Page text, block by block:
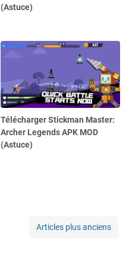
(Astuce)
Télécharger Stickman Master:
Archer Legends APK MOD
(Astuce)
Articles plus anciens